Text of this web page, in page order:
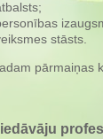
stāsts.
pārmaiņas